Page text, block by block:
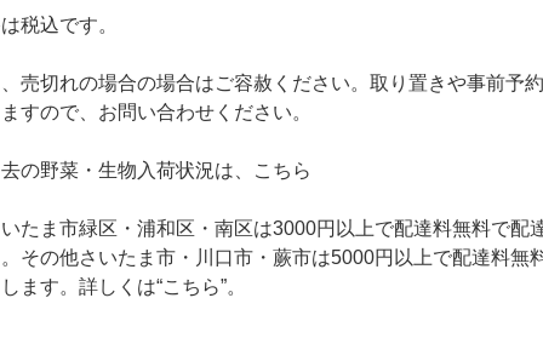
税込です。
売切れの場合の場合はご容赦ください。取り置きや事前予
すので、お問い合わせください。
の野菜・生物入荷状況は、こちら
たま市緑区・浦和区・南区は3000円以上で配達料無料で配
その他さいたま市・川口市・蕨市は5000円以上で配達料無
ます。詳しくは“こちら”。